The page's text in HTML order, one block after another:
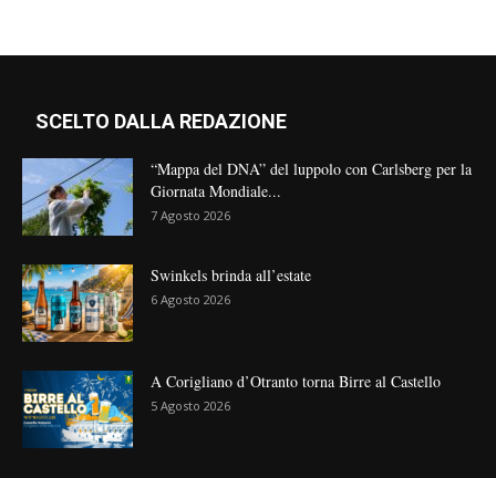
SCELTO DALLA REDAZIONE
“Mappa del DNA” del luppolo con Carlsberg per la
Giornata Mondiale...
7 Agosto 2026
Swinkels brinda all’estate
6 Agosto 2026
A Corigliano d’Otranto torna Birre al Castello
5 Agosto 2026